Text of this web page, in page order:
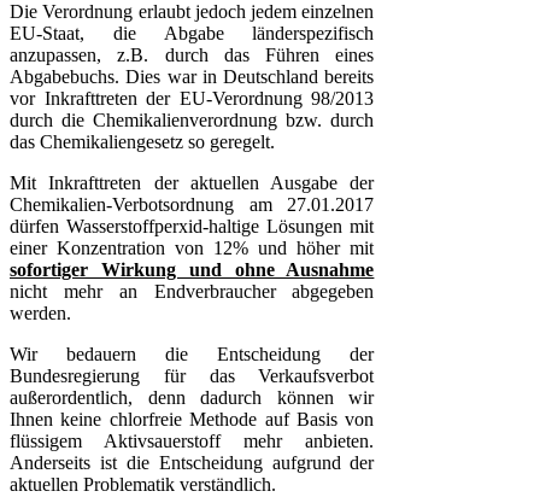
Die Verordnung erlaubt jedoch jedem einzelnen
EU-Staat, die Abgabe länderspezifisch
anzupassen, z.B. durch das Führen eines
Abgabebuchs. Dies war in Deutschland bereits
vor Inkrafttreten der EU-Verordnung 98/2013
durch die Chemikalienverordnung bzw. durch
das Chemikaliengesetz so geregelt.
Mit Inkrafttreten der aktuellen Ausgabe der
Chemikalien-Verbotsordnung am 27.01.2017
dürfen Wasserstoffperxid-haltige Lösungen mit
einer Konzentration von 12% und höher mit
sofortiger Wirkung und ohne Ausnahme
nicht mehr an Endverbraucher abgegeben
werden.
Wir bedauern die Entscheidung der
Bundesregierung für das Verkaufsverbot
außerordentlich, denn dadurch können wir
Ihnen keine chlorfreie Methode auf Basis von
flüssigem Aktivsauerstoff mehr anbieten.
Anderseits ist die Entscheidung aufgrund der
aktuellen Problematik verständlich.